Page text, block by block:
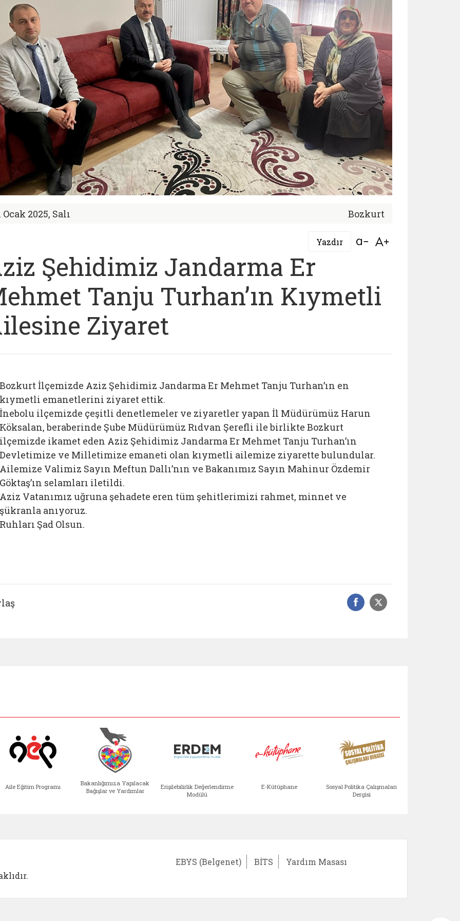
Ocak 2025, Salı Bozkurt
Yazdır Bağlantıyı aç
Şehidimiz Jandarma Er
Tanju Turhan’ın Kıymetli
Ziyaret
Bozkurt İlçemizde Aziz Şehidimiz Jandarma Er Mehmet Tanju Turhan’ın en
kıymetli emanetlerini ziyaret ettik.
İnebolu ilçemizde çeşitli denetlemeler ve ziyaretler yapan İl Müdürümüz Harun
Köksalan, beraberinde Şube Müdürümüz Rıdvan Şerefli ile birlikte Bozkurt
ilçemizde ikamet eden Aziz Şehidimiz Jandarma Er Mehmet Tanju Turhan’ın
Devletimize ve Milletimize emaneti olan kıymetli ailemize ziyarette bulundular.
Ailemize Valimiz Sayın Meftun Dallı’nın ve Bakanımız Sayın Mahinur Bağlantıyı aç
Özdemir
Göktaş’ın selamları iletildi.
Aziz Vatanımız uğruna şehadete eren tüm şehitlerimizi rahmet, minnet ve
şükranla anıyoruz.
Ruhları Şad Olsun.
Facebook
Sosyal
Aile Eğitim Programı
Bakanlığımıza Yapılacak
Bağışlar ve Yardımlar
Erişilebilirlik Değerlendirme
Modülü
E-Kütüphane
Sosyal Politika Çalışmaları
Dergisi
EBYS (Belgenet) BİTS Yardım Masası